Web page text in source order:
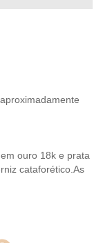
ouro 18k e prata
cataforético.As